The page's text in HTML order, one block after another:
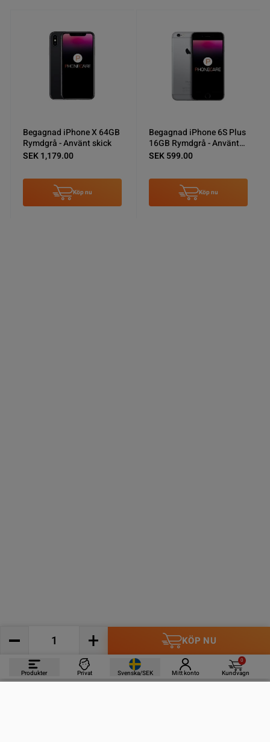
KÖP NU
Begagnad iPhone X 64GB
Rymdgrå - Använt skick
SEK 1,179.00
Köp nu
Begagnad iPhone 6S Plus
16GB Rymdgrå - Använt
skick
SEK 599.00
Köp nu
Produkter Privat Svenska/SEK Mitt konto
0
Kundvagn